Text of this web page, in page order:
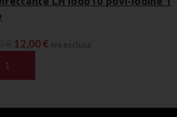
12,00€ Iva esclusa
AL CARRELLO